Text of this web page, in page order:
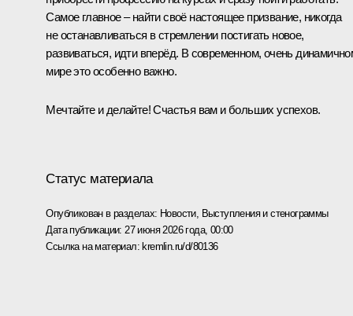
Самое главное – найти своё настоящее призвание, никогда
не останавливаться в стремлении постигать новое,
развиваться, идти вперёд. В современном, очень
мире это особенно важно.
Мечтайте и делайте! Счастья вам и больших успехов.
Статус материала
Опубликован в разделах: Новости, Выступления и стенограммы
Дата публикации: 27 июня 2026 года, 00:00
Ссылка на материал:kremlin.ru/d/80136